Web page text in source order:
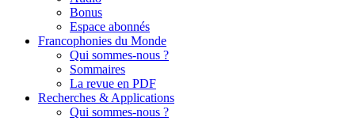
Bonus
Espace abonnés
Francophonies du Monde
Qui sommes-nous ?
Sommaires
La revue en PDF
Recherches & Applications
Qui sommes-nous ?